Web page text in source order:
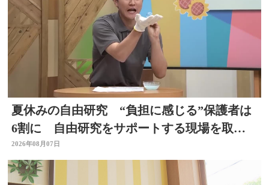
夏休みの自由研究 “負担に感じる”保護者は
6割に 自由研究をサポートする現場を取
材 スタジオで「割れないシャボン玉」づく
りも
2026年08月07日